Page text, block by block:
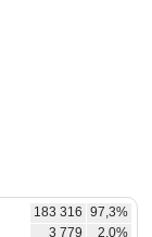
183 316 97,3%
3 779
2,0%